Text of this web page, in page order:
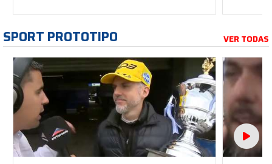
SPORT PROTOTIPO VER TODAS